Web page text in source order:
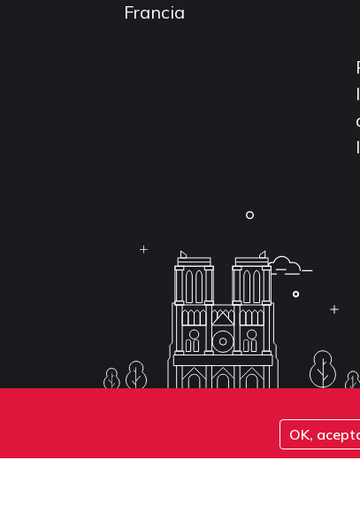
OK,
Francia
Conditions d'inscription aux examens